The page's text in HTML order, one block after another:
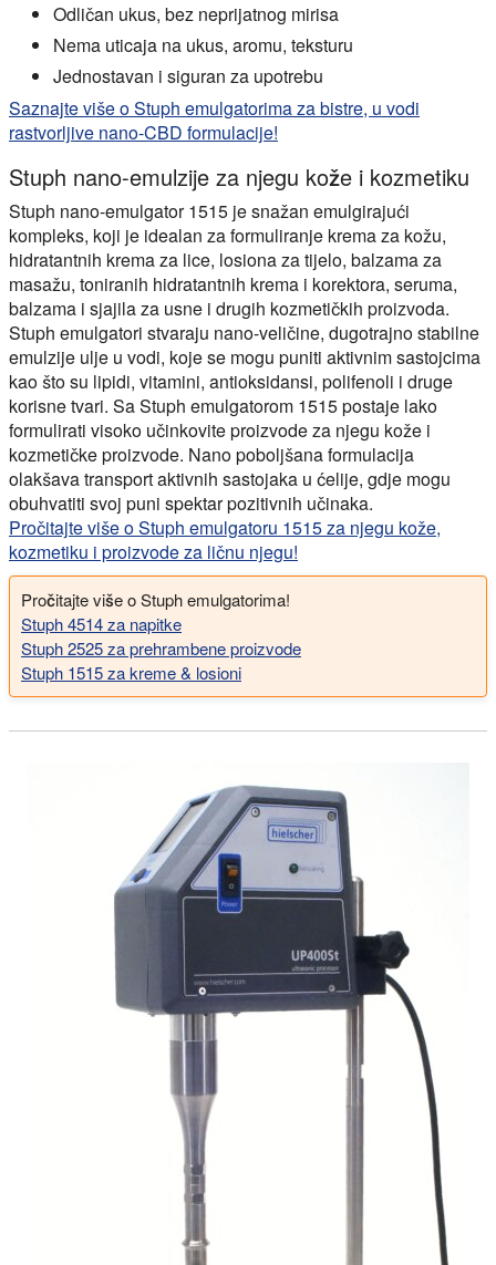
Odličan ukus, bez neprijatnog mirisa
Nema uticaja na ukus, aromu, teksturu
Jednostavan i siguran za upotrebu
Saznajte više o Stuph emulgatorima za bistre, u vodi
rastvorljive nano-CBD formulacije!
Stuph nano-emulzije za njegu kože i kozmetiku
Stuph nano-emulgator 1515 je snažan emulgirajući
kompleks, koji je idealan za formuliranje krema za kožu,
hidratantnih krema za lice, losiona za tijelo, balzama za
masažu, toniranih hidratantnih krema i korektora, seruma,
balzama i sjajila za usne i drugih kozmetičkih proizvoda.
Stuph emulgatori stvaraju nano-veličine, dugotrajno stabilne
emulzije ulje u vodi, koje se mogu puniti aktivnim sastojcima
kao što su lipidi, vitamini, antioksidansi, polifenoli i druge
korisne tvari. Sa Stuph emulgatorom 1515 postaje lako
formulirati visoko učinkovite proizvode za njegu kože i
kozmetičke proizvode. Nano poboljšana formulacija
olakšava transport aktivnih sastojaka u ćelije, gdje mogu
obuhvatiti svoj puni spektar pozitivnih učinaka.
Pročitajte više o Stuph emulgatoru 1515 za njegu kože,
kozmetiku i proizvode za ličnu njegu!
Pročitajte više o Stuph emulgatorima!
Stuph 4514 za napitke
Stuph 2525 za prehrambene proizvode
Stuph 1515 za kreme & losioni